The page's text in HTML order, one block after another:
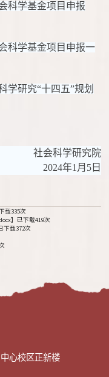
金项目申报
金项目申报一
“十四五”规划
社会科学研究院
2024年1月5日
载335次
】已下载419次
下载372次
心校区正新楼